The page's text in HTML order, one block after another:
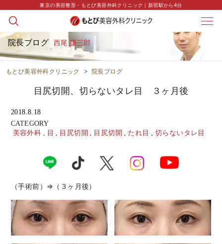
東京の美容整形・もとび美容外科クリニック｜新宿駅から4分
院長ブログ 西尾 謙三郎
もとび美容外科クリニック > 院長ブログ
目尻切開、切らないタレ目 ３ヶ月後
2018.8.18
CATEGORY
美容外科
目 目尻切開 目尻切開 たれ目 切らないタレ目
（手術前）⇒（３ヶ月後）